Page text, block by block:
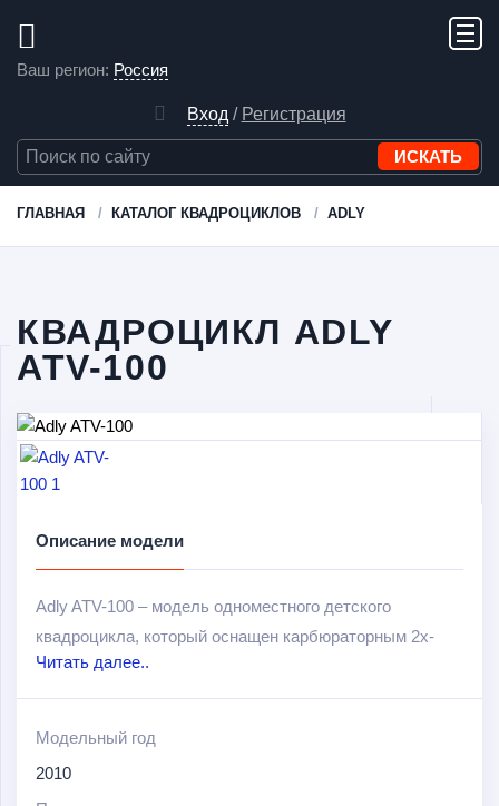
Ваш регион: Россия
Вход / Регистрация
ГЛАВНАЯ КАТАЛОГ КВАДРОЦИКЛОВ ADLY
КВАДРОЦИКЛ ADLY
ATV-100
Описание модели
Adly ATV-100 – модель одноместного детского
квадроцикла, который оснащен карбюраторным 2х-
тактным двигателем рабочим объемом в 100 см
мощностью в 12 л.с. Отличается надежной
Читать далее..
Модельный год
2010